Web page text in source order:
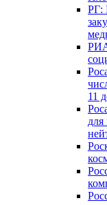
РГ:
11
для